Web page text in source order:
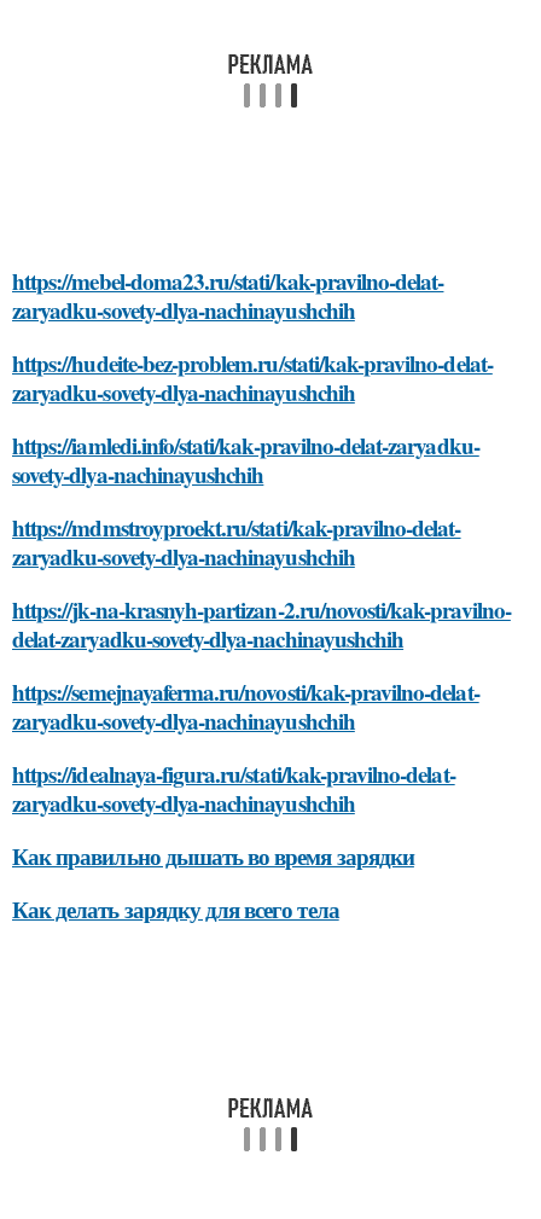
https://mebel-doma23.ru/stati/kak-pravilno-delat-
zaryadku-sovety-dlya-nachinayushchih
https://hudeite-bez-problem.ru/stati/kak-pravilno-delat-
zaryadku-sovety-dlya-nachinayushchih
https://iamledi.info/stati/kak-pravilno-delat-zaryadku-
sovety-dlya-nachinayushchih
https://mdmstroyproekt.ru/stati/kak-pravilno-delat-
zaryadku-sovety-dlya-nachinayushchih
https://jk-na-krasnyh-partizan-2.ru/novosti/kak-pravilno-
delat-zaryadku-sovety-dlya-nachinayushchih
https://semejnayaferma.ru/novosti/kak-pravilno-delat-
zaryadku-sovety-dlya-nachinayushchih
https://idealnaya-figura.ru/stati/kak-pravilno-delat-
zaryadku-sovety-dlya-nachinayushchih
Как правильно дышать во время зарядки
Как делать зарядку для всего тела